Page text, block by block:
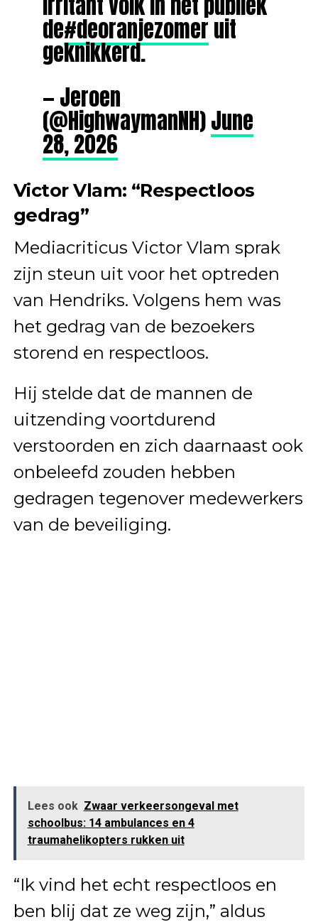
de#deoranjezomeruit
geknikkerd.
— Jeroen
(@HighwaymanNH)June
28, 2026
Victor Vlam: “Respectloos
gedrag”
Mediacriticus Victor Vlam sprak
zijn steun uit voor het optreden
van Hendriks. Volgens hem was
het gedrag van de bezoekers
storend en respectloos.
Hij stelde dat de mannen de
uitzending voortdurend
verstoorden en zich daarnaast ook
onbeleefd zouden hebben
gedragen tegenover medewerkers
van de beveiliging.
Lees ook Zwaar verkeersongeval met
schoolbus: 14 ambulances en 4
traumahelikopters rukken uit
“Ik vind het echt respectloos en
ben blij dat ze weg zijn,” aldus